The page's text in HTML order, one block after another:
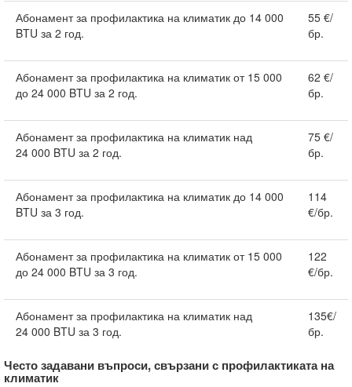
Абонамент за профилактика на климатик до 14 000
BTU за 2 год.
55 €/
бр.
Абонамент за профилактика на климатик от 15 000
до 24 000 BTU за 2 год.
62 €/
бр.
Абонамент за профилактика на климатик над
24 000 BTU за 2 год.
75 €/
бр.
Абонамент за профилактика на климатик до 14 000
BTU за 3 год.
114
€/бр.
Абонамент за профилактика на климатик от 15 000
до 24 000 BTU за 3 год.
122
€/бр.
Абонамент за профилактика на климатик над
24 000 BTU за 3 год.
135€/
бр.
Често задавани въпроси, свързани с профилактиката на
климатик